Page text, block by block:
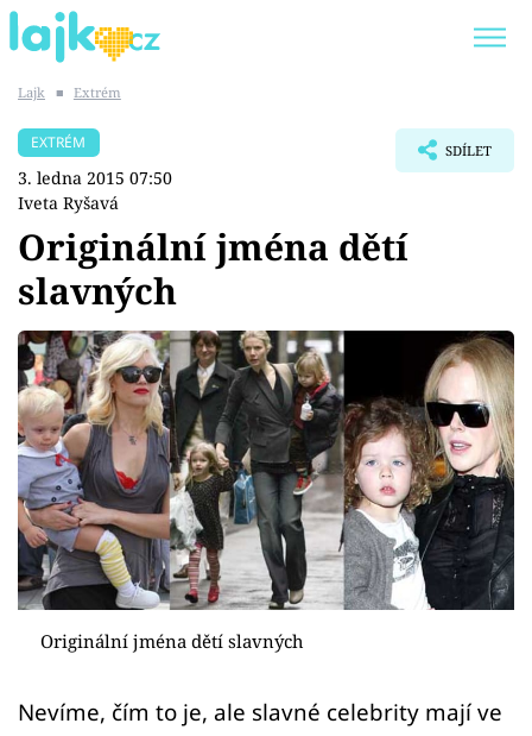
SHOPAHOLICADEL
Témata
Showbyznys
Youtubeři
Virály
Sex a vztahy
Videa
Sledujte prima+
Přihlášení
Lajk ■ Extrém
EXTRÉM
3. ledna 2015 07:50
Iveta Ryšavá
SDÍLET
Originální jména dětí
slavných
Originální jména dětí slavných
Nevíme, čím to je, ale slavné celebrity mají ve